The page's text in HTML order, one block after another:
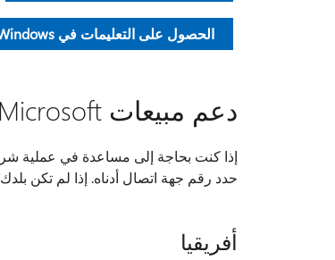
الحصول على التعليمات في Windows
دعم مبيعات Microsoft
إذا كنت بحاجة إلى مساعدة في عملية
حدد رقم جهة اتصال أدناه. إذا لم تكن
أفريقيا